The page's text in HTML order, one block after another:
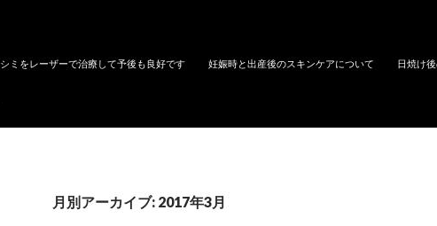
シミをレーザーで治療して予後も良好です 妊娠時と出産後のスキンケアについて 日焼け
月別アーカイブ: 2017年3月